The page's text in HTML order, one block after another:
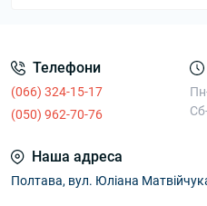
Телефони
(066) 324-15-17
(050) 962-70-76
Наша адреса
Полтава, вул. Юліана